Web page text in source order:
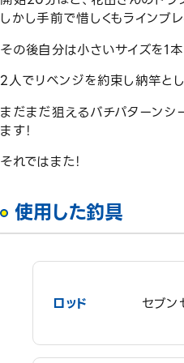
しかし手前で惜しくもラインブ
その後自分は小さいサイズを1本
2人でリベンジを約束し納竿とし
まだまだ狙えるバチパターンシ
ます！
それではまた！
使用した釣具
ロッド セブ